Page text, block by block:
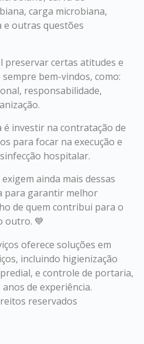
carga microbiana,
e outras questões
preservar certas atitudes e
bem-vindos, como:
responsabilidade,
investir na contratação de
para focar na execução e
hospitalar.
ainda mais dessas
para garantir melhor
de quem contribui para o
outro. 💙
oferece soluções em
incluindo higienização
e controle de portaria,
de experiência.
reservados